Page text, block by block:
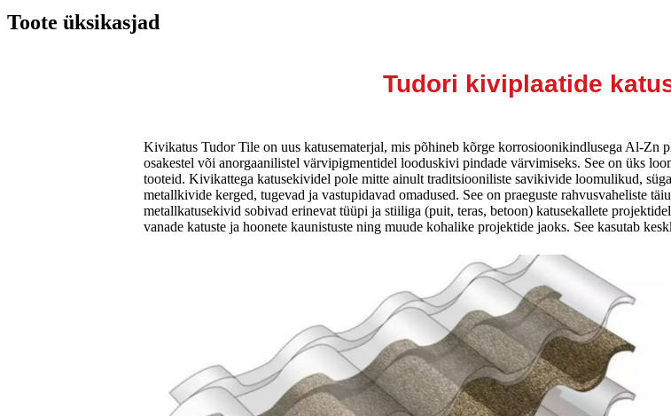
Toote üksikasjad
Tudori kiviplaatide
Kivikatus Tudor Tile on uus katusematerjal, mis põhineb kõrge korrosioonikindlusega Al-
osakestel või anorgaanilistel värvipigmentidel looduskivi pindade värvimiseks. See on üks
tooteid. Kivikattega katusekividel pole mitte ainult traditsiooniliste savikivide loomulikud,
metallkivide kerged, tugevad ja vastupidavad omadused. See on praeguste rahvusvaheliste
metallkatusekivid sobivad erinevat tüüpi ja stiiliga (puit, teras, betoon) katusekallete
vanade katuste ja hoonete kaunistuste ning muude kohalike projektide jaoks. See kasutab